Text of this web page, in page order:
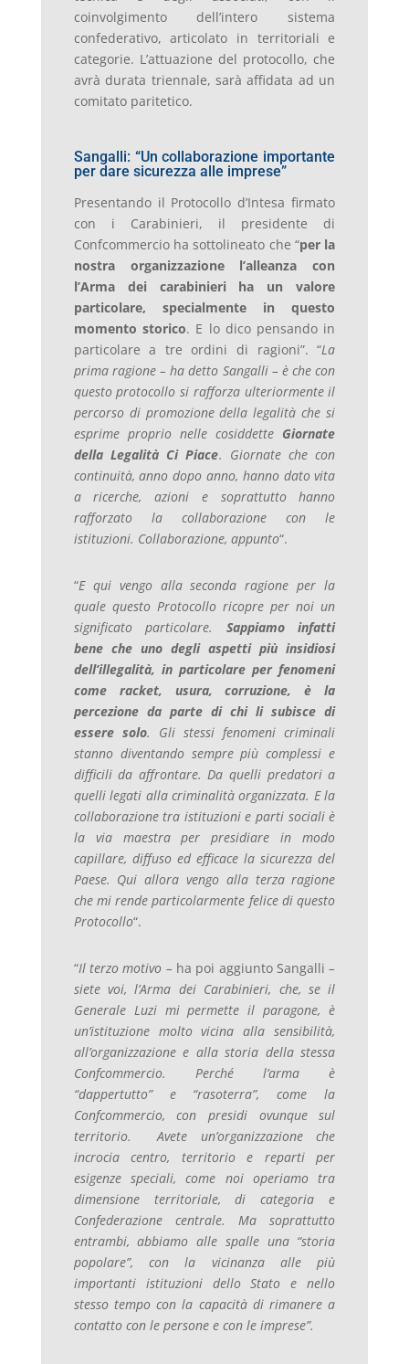
coinvolgimento dell’intero sistema
confederativo, articolato in territoriali e
categorie. L’attuazione del protocollo, che
avrà durata triennale, sarà affidata ad un
comitato paritetico.
Sangalli: “Un collaborazione importante
per dare sicurezza alle imprese”
Presentando il Protocollo d’Intesa firmato
con i Carabinieri, il presidente di
Confcommercio ha sottolineato che “per la
nostra organizzazione l’alleanza con
l’Arma dei carabinieri ha un valore
particolare, specialmente in questo
momento storico. E lo dico pensando in
particolare a tre ordini di ragioni”. “La
prima ragione – ha detto Sangalli – è che con
questo protocollo si rafforza ulteriormente il
percorso di promozione della legalità che si
esprime proprio nelle cosiddette Giornate
della Legalità Ci Piace. Giornate che con
continuità, anno dopo anno, hanno dato vita
a ricerche, azioni e soprattutto hanno
rafforzato la collaborazione con le
istituzioni. Collaborazione, appunto“.
“E qui vengo alla seconda ragione per la
quale questo Protocollo ricopre per noi un
significato particolare. Sappiamo infatti
bene che uno degli aspetti più insidiosi
dell’illegalità, in particolare per fenomeni
come racket, usura, corruzione, è la
percezione da parte di chi li subisce di
essere solo. Gli stessi fenomeni criminali
stanno diventando sempre più complessi e
difficili da affrontare. Da quelli predatori a
quelli legati alla criminalità organizzata. E la
collaborazione tra istituzioni e parti sociali è
la via maestra per presidiare in modo
capillare, diffuso ed efficace la sicurezza del
Paese. Qui allora vengo alla terza ragione
che mi rende particolarmente felice di questo
Protocollo“.
“Il terzo motivo – ha poi aggiunto Sangalli–
siete voi, l’Arma dei Carabinieri, che, se il
Generale Luzi mi permette il paragone, è
un’istituzione molto vicina alla sensibilità,
all’organizzazione e alla storia della stessa
Confcommercio. Perché l’arma è
“dappertutto” e “rasoterra”, come la
Confcommercio, con presidi ovunque sul
territorio. Avete un’organizzazione che
incrocia centro, territorio e reparti per
esigenze speciali, come noi operiamo tra
dimensione territoriale, di categoria e
Confederazione centrale. Ma soprattutto
entrambi, abbiamo alle spalle una “storia
popolare”, con la vicinanza alle più
importanti istituzioni dello Stato e nello
stesso tempo con la capacità di rimanere a
contatto con le persone e con le imprese”.